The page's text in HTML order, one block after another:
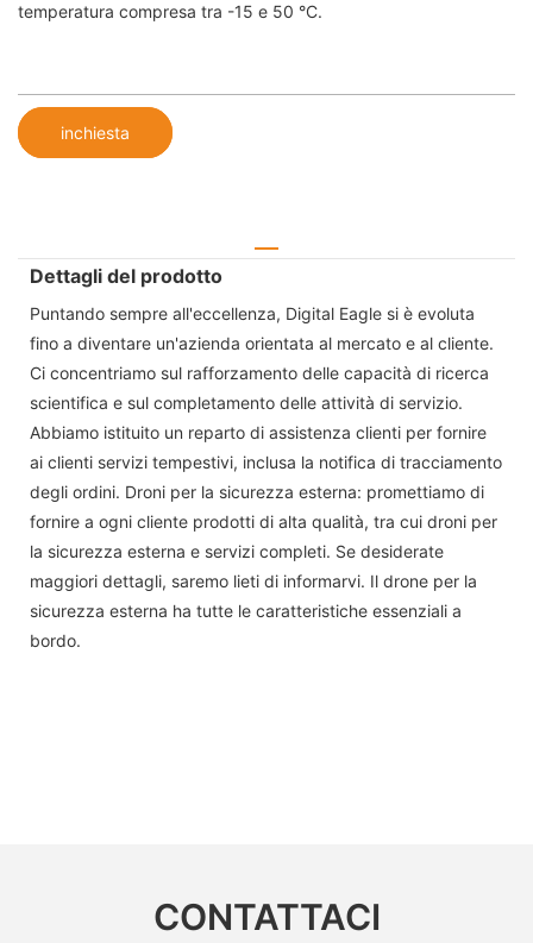
temperatura compresa tra -15 e 50 °C.
inchiesta
Dettagli del prodotto
Puntando sempre all'eccellenza, Digital Eagle si è evoluta
fino a diventare un'azienda orientata al mercato e al cliente.
Ci concentriamo sul rafforzamento delle capacità di ricerca
scientifica e sul completamento delle attività di servizio.
Abbiamo istituito un reparto di assistenza clienti per fornire
ai clienti servizi tempestivi, inclusa la notifica di tracciamento
degli ordini. Droni per la sicurezza esterna: promettiamo di
fornire a ogni cliente prodotti di alta qualità, tra cui droni per
la sicurezza esterna e servizi completi. Se desiderate
maggiori dettagli, saremo lieti di informarvi. Il drone per la
sicurezza esterna ha tutte le caratteristiche essenziali a
bordo.
CONTATTACI